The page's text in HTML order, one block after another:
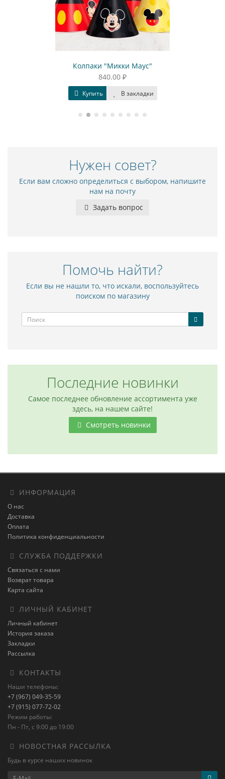
Колпаки "Микки Маус"
840.00 ₽
Купить В закладки
Нужен совет?
Если вам сложно определиться с выбором, напишите
нам на почту
Задать вопрос
Помочь найти?
Если вы не нашли то, что искали, воспользуйтесь
поиском по магазину
Последние новинки
Самое последнее обновление ассортимента уже
здесь, на нашем сайте!
Смотреть новинки
ИНФОРМАЦИЯ
О нас
Доставка
Оплата
Политика конфиденциальности
СЛУЖБА ПОДДЕРЖКИ
Связаться с нами
Возврат товара
Карта сайта
ЛИЧНЫЙ КАБИНЕТ
Личный кабинет
История заказа
Закладки
Рассылка
КОНТАКТЫ
Наши телефоны:
+7 (967) 049-35-59
+7 (915) 077-72-02
Режим работы:
Пн - Пт, с 9:00 до 19:00
НОВОСТНАЯ РАССЫЛКА
Будь в курсе наших новинок